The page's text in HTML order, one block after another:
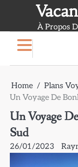
À Propos
Home
Plans
Un Voyage De
Un Voyage
Sud
26/01/2023